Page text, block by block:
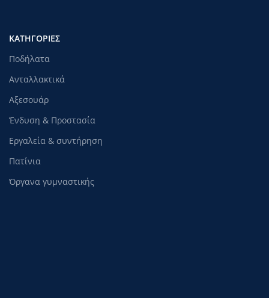
ΚΑΤΗΓΟΡΊΕΣ
Ποδήλατα
Ανταλλακτικά
Αξεσουάρ
Ένδυση & Προστασία
Εργαλεία & συντήρηση
Πατίνια
Όργανα γυμναστικής